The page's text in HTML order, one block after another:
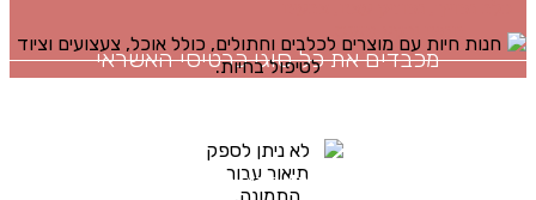
מכבדים את כל סוגי כרטיסי האשראי
כל הזכויות שמורות ל